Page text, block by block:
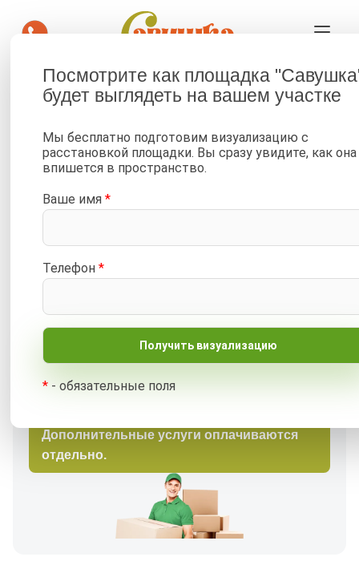
Доставка детских площадок
Главная — Доставка и сборка — Доставка в Москве
Московской области
• Доставка осуществляется собственной
• Минимальная сумма заказа - 5 000 ₽.
• При меньшей сумме доступен самовывоз или
отправка транспортной компанией.
Бесплатная доставка по Москве в
Дополнительные услуги оплачиваются
отдельно.
Посмотрите как площадка
будет выглядеть на вашем участке
Мы бесплатно подготовим визуализацию с
расстановкой площадки. Вы сразу увидите, как она
впишется в пространство.
Ваше имя *
Телефон *
* - обязательные поля